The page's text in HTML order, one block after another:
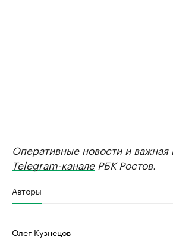
Оперативные новости и
Telegram-каналеРБК Ростов.
Авторы
Олег Кузнецов